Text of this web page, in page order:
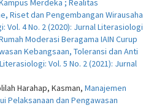
Merdeka ; Realitas
Riset dan Pengembangan Wirausaha
Vol. 4 No. 2 (2020): Jurnal Literasiologi
Moderasi Beragama IAIN Curup
Kebangsaan, Toleransi dan Anti
Vol. 5 No. 2 (2021): Jurnal
Harahap, Kasman, Manajemen
Pelaksanaan dan Pengawasan